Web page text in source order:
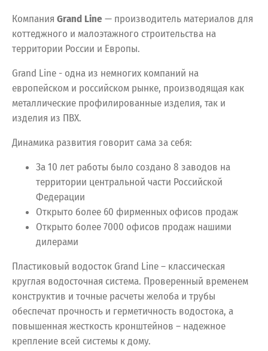
Компания Grand Line— производитель материалов для
коттеджного и малоэтажного строительства на
территории России и Европы.
Grand Line - одна из немногих компаний на
европейском и российском рынке, производящая как
металлические профилированные изделия, так и
изделия из ПВХ.
Динамика развития говорит сама за себя:
За 10 лет работы было создано 8 заводов на
территории центральной части Российской
Федерации
Открыто более 60 фирменных офисов продаж
Открыто более 7000 офисов продаж нашими
дилерами
Пластиковый водосток Grand Line – классическая
круглая водосточная система. Проверенный временем
конструктив и точные расчеты желоба и трубы
обеспечат прочность и герметичность водостока, а
повышенная жесткость кронштейнов – надежное
крепление всей системы к дому.